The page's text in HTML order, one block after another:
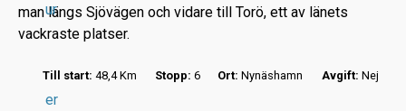
ur
er
man längs Sjövägen och vidare till Torö, ett av länets
vackraste platser.
Till start: 48,4 Km Stopp: 6 Ort: Nynäshamn Avgift: Nej